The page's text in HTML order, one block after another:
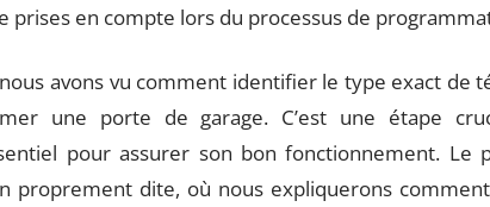
prises en compte lors du processus de
avons vu comment identifier le type exact de
une porte de garage. C’est une étape
pour assurer son bon fonctionnement. Le
proprement dite, où nous expliquerons